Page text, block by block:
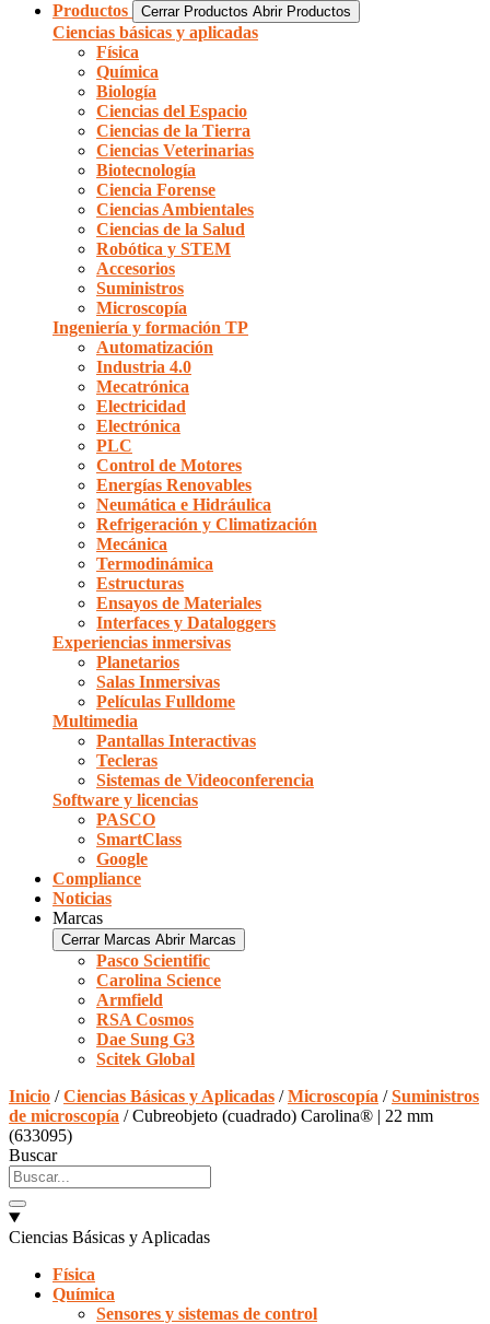
Productos
Cerrar Productos Abrir Productos
Ciencias básicas y aplicadas
Física
Química
Biología
Ciencias del Espacio
Ciencias de la Tierra
Ciencias Veterinarias
Biotecnología
Ciencia Forense
Ciencias Ambientales
Ciencias de la Salud
Robótica y STEM
Accesorios
Suministros
Microscopía
Ingeniería y formación TP
Automatización
Industria 4.0
Mecatrónica
Electricidad
Electrónica
PLC
Control de Motores
Energías Renovables
Neumática e Hidráulica
Refrigeración y Climatización
Mecánica
Termodinámica
Estructuras
Ensayos de Materiales
Interfaces y Dataloggers
Experiencias inmersivas
Planetarios
Salas Inmersivas
Películas Fulldome
Multimedia
Pantallas Interactivas
Tecleras
Sistemas de Videoconferencia
Software y licencias
PASCO
SmartClass
Google
Compliance
Noticias
Marcas
Cerrar Marcas Abrir Marcas
Pasco Scientific
Carolina Science
Armfield
RSA Cosmos
Dae Sung G3
Scitek Global
Inicio /Ciencias Básicas y Aplicadas /Microscopía /Suministros
de microscopía / Cubreobjeto (cuadrado) Carolina® | 22 mm
(633095)
Buscar
Ciencias Básicas y Aplicadas
Física
Química
Sensores y sistemas de control